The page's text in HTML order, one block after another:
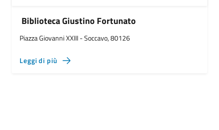
Biblioteca Giustino Fortunato
Piazza Giovanni XXIII - Soccavo, 80126
Leggi di più